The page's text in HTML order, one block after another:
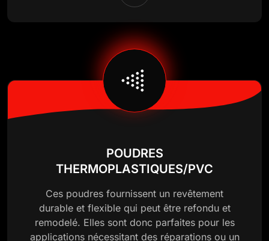
POUDRES
THERMOPLASTIQUES/PVC
Ces poudres fournissent un revêtement
durable et flexible qui peut être refondu et
remodelé. Elles sont donc parfaites pour les
applications nécessitant des réparations ou un